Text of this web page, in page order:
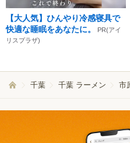
【大人気】ひんやり冷感寝具で
快適な睡眠をあなたに。
PR(アイ
リスプラザ)
千葉 千葉 ラーメン 市